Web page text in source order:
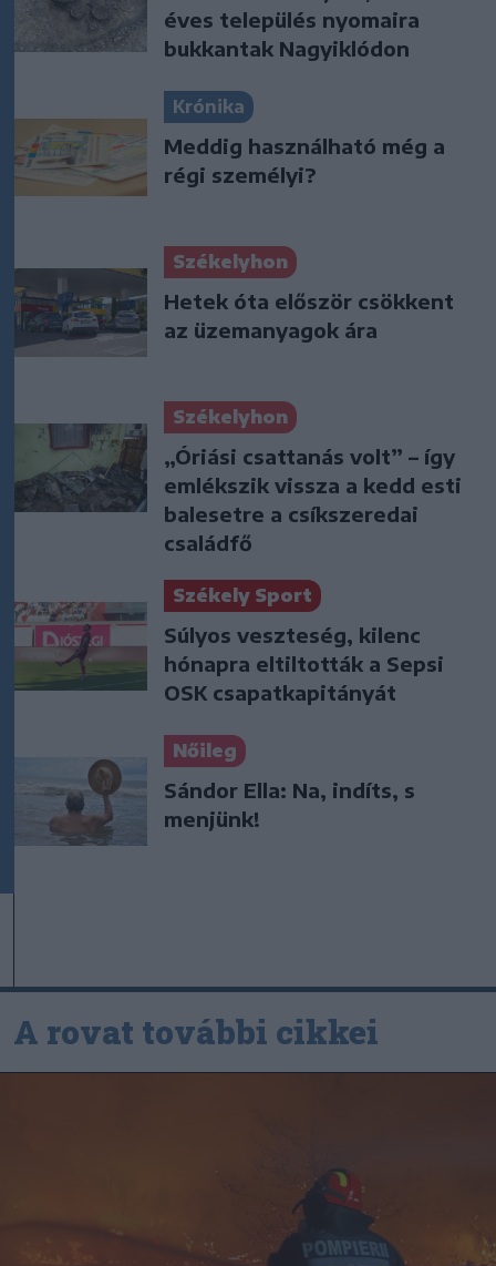
éves település nyomaira
bukkantak Nagyiklódon
Krónika
Meddig használható még a
régi személyi?
Székelyhon
Hetek óta először csökkent
az üzemanyagok ára
Székelyhon
„Óriási csattanás volt” – így
emlékszik vissza a kedd esti
balesetre a csíkszeredai
családfő
Székely Sport
Súlyos veszteség, kilenc
hónapra eltiltották a Sepsi
OSK csapatkapitányát
Nőileg
Sándor Ella: Na, indíts, s
menjünk!
A rovat további cikkei